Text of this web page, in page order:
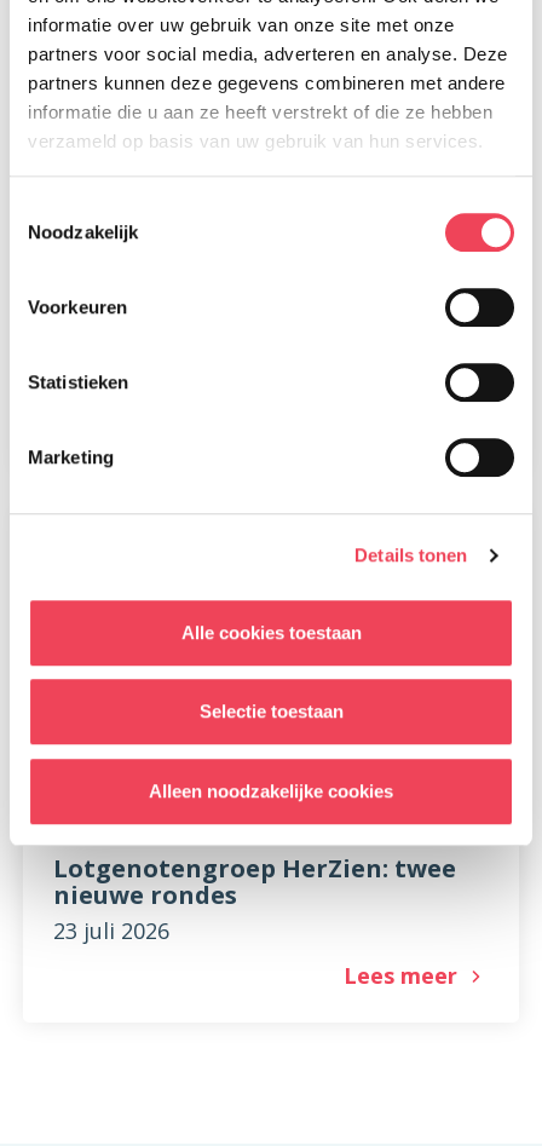
informatie over uw gebruik van onze site met onze
partners voor social media, adverteren en analyse. Deze
partners kunnen deze gegevens combineren met andere
informatie die u aan ze heeft verstrekt of die ze hebben
verzameld op basis van uw gebruik van hun services.
Noodzakelijk
Voorkeuren
Statistieken
Marketing
Details tonen
Alle cookies toestaan
Selectie toestaan
Alleen noodzakelijke cookies
Magazine nummer 91 is onderweg
28 juli 2026
Lotgenotengroep HerZien: twee
nieuwe rondes
23 juli 2026
Lees meer